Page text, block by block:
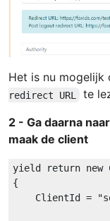
Het is nu mogelijk
redirect URL
te
2 - Ga daarna
maak de client
yield return new
{
    ClientId =